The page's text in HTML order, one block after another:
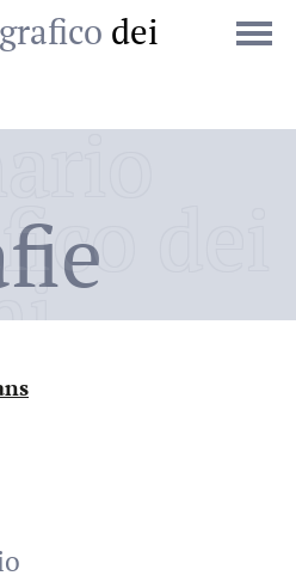
dei
dei